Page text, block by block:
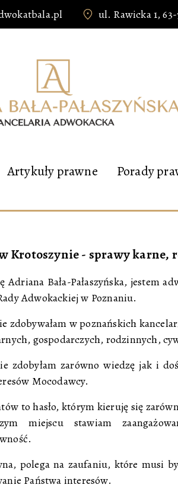
ul. Rawicka 1,
Artykuły prawne Porady
Krotoszynie - sprawy karne,
Adriana Bała-Pałaszyńska, jestem
Adwokackiej w Poznaniu.
zdobywałam w poznańskich
gospodarczych, rodzinnych,
zdobyłam zarówno wiedzę jak i
Mocodawcy.
to hasło, którym kieruję się
miejscu stawiam
polega na zaufaniu, które musi
Państwa interesów.